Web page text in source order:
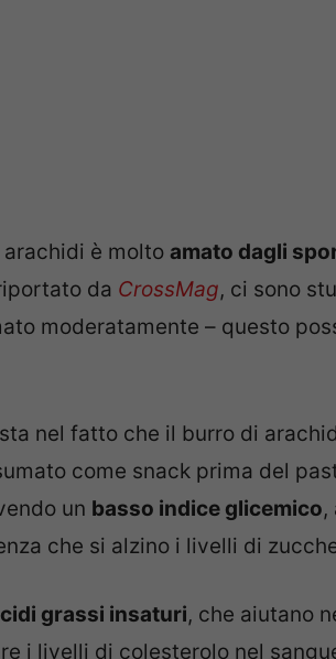
è molto amato dagli
da CrossMag, ci sono
moderatamente – questo
nel fatto che il burro di
come snack prima del
un basso indice glicemico,
che si alzino i livelli di
grassi insaturi, che aiutano
i livelli di colesterolo nel